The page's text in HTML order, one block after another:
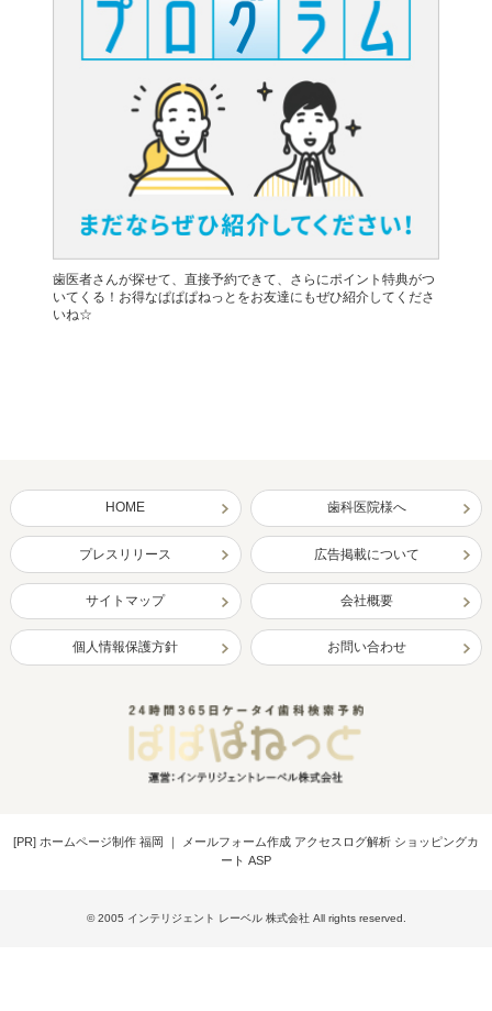
歯医者さんが探せて、直接予約できて、さらにポイント特典がつ
いてくる！お得なぱぱぱねっとをお友達にもぜひ紹介してくださ
いね☆
HOME 歯科医院様へ
プレスリリース 広告掲載について
サイトマップ 会社概要
個人情報保護方針 お問い合わせ
[PR] ホームページ制作 福岡
メールフォーム作成 アクセスログ解析 ショッピングカ
ート ASP
© 2005 インテリジェント レーベル 株式会社 All rights reserved.